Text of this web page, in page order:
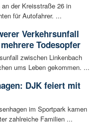
der Kreisstraße 26 in
für Autofahrer. ...
Verkehrsunfall
Todesopfer
zwischen Linkenbach
ums Leben gekommen. ...
DJK feiert mit
im Sportpark kamen
zahlreiche Familien ...